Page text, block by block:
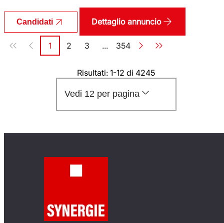
Candidati Dettaglio annuncio
Paginazione
Pagina
1 Pagina
2 Pagina
3 ... Pagina
354
Risultati: 1-12 di 4245
Vedi 12 per pagina